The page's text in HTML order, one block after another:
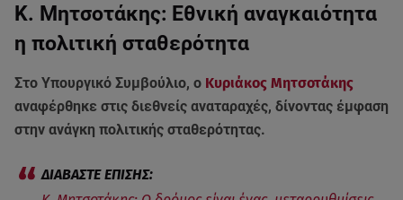
Κ. Μητσοτάκης: Eθνική αναγκαιότητα
η πολιτική σταθερότητα
Στο Υπουργικό Συμβούλιο, ο Κυριάκος Μητσοτάκης
αναφέρθηκε στις διεθνείς αναταραχές, δίνοντας έμφαση
στην ανάγκη πολιτικής σταθερότητας.